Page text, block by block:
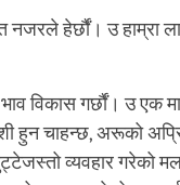
नजरले हेर्छौं। उ हाम्रा
भाव विकास गर्छौं। उ
हुन चाहन्छ, अरूको
व्यवहार गरेको